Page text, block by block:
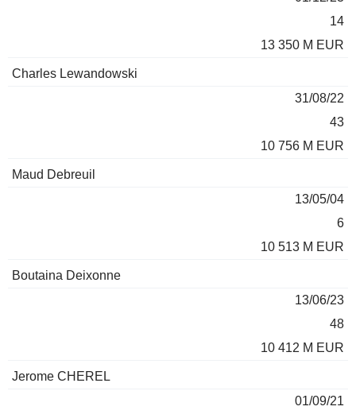
14
13 350 M EUR
Charles Lewandowski
31/08/22
43
10 756 M EUR
Maud Debreuil
13/05/04
6
10 513 M EUR
Boutaina Deixonne
13/06/23
48
10 412 M EUR
Jerome CHEREL
01/09/21